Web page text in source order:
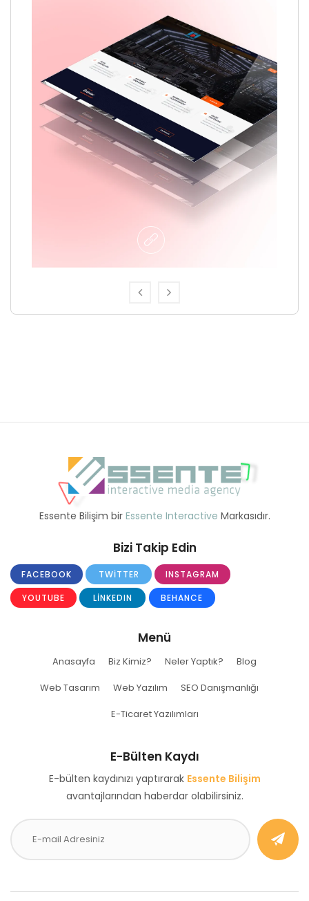
Essente Bilişim bir Essente Interactive Markasıdır.
Bizi Takip Edin
FACEBOOK TWITTER
INSTAGRAM
YOUTUBE
LINKEDIN BEHANCE
Menü
Anasayfa Biz Kimiz? Neler Yaptık?
Blog
Web Tasarım
Web Yazılım
SEO Danışmanlığı
E-Ticaret Yazılımları
E-Bülten Kaydı
E-bülten kaydınızı yaptırarak Essente Bilişim
avantajlarından haberdar olabilirsiniz.